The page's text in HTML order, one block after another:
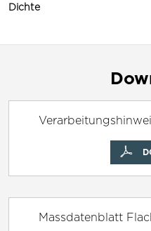
Dichte
Massdatenblatt